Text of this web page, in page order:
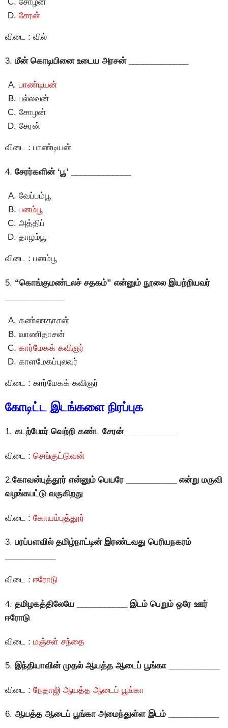
சேரன்
விடை : வில்
3. மீன் கொடியினை உடைய அரசன் _____________
பாண்டியன்
பல்லவன்
சோழன்
சேரன்
விடை : பாண்டியன்
4. சேரர்களின் ‘பூ’ _____________
வேப்பம்பூ
பனம்பூ
அத்திப்
தாழம்பூ
விடை : பனம்பூ
5. “கொங்குமண்டலச் சதகம்” என்னும் நூலை இயற்றியவர்
கண்ணதாசன்
வாணிதாசன்
கார்மேகக் கவிஞர்
காளமேகப்புலவர்
விடை : கார்மேகக் கவிஞர்
கோடிட்ட இடங்களை நிரப்புக
1. கடற்போர் வெற்றி கண்ட சேரன் ___________
விடை : செங்குட்டுவன்
2.கோவன்புத்தூர் என்னும் பெயரே ___________ என்று மருவி
வழங்கபட்டு வருகிறது
விடை : கோயம்புத்தூர்
3. பரப்பளவில் தமிழ்நாட்டின் இரண்டவது பெரியநகரம்
விடை : ஈரோடு
4. தமிழகத்திலேயே ___________ இடம் பெறும் ஒரே ஊர்
ஈரோடு
விடை : மஞ்சள் சந்தை
5. இந்தியாவின் முதல் ஆயத்த ஆடைப் பூங்கா ___________
விடை : நேதாஜி ஆயத்த ஆடைப் பூங்கா
6. ஆயத்த ஆடைப் பூங்கா அமைந்துள்ள இடம் ___________